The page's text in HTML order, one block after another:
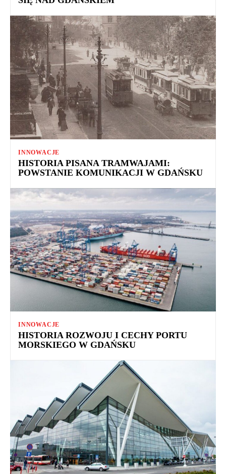
INNOWACJE
HISTORIA PISANA TRAMWAJAMI:
POWSTANIE KOMUNIKACJI W GDAŃSKU
INNOWACJE
HISTORIA ROZWOJU I CECHY PORTU
MORSKIEGO W GDAŃSKU